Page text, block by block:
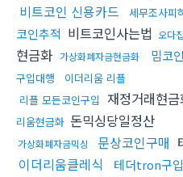
비트코인 신용카드
세무조사피
코인추적 비트코인사는법 오다집
현금화 가상화폐자금현금화 밈코
구입대행
이더리움 리플
리플 모든코인구입
재정거래현
리움현금화 돈믹싱당일정산
가상화폐자금믹싱 문상코인구매
이더리움클레식
테더tron구입